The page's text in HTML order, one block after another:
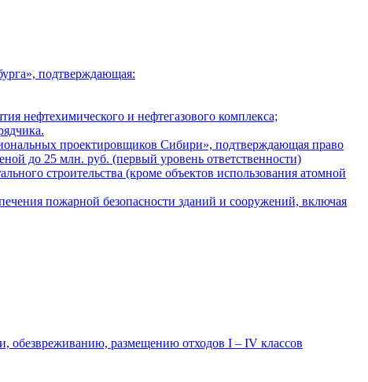
подтверждающая:
нефтехимического и нефтегазового комплекса;
проектировщиков Сибири», подтверждающая право
до 25 млн. руб. (первый уровень ответственности)
строительства (кроме объектов использования атомной
пожарной безопасности зданий и сооружений, включая
обезвреживанию, размещению отходов I – IV классов